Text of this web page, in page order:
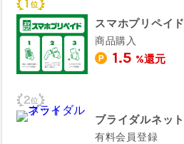
スマホプリペイド
商品購入
1.5 %還元
ブライダルネット
有料会員登録